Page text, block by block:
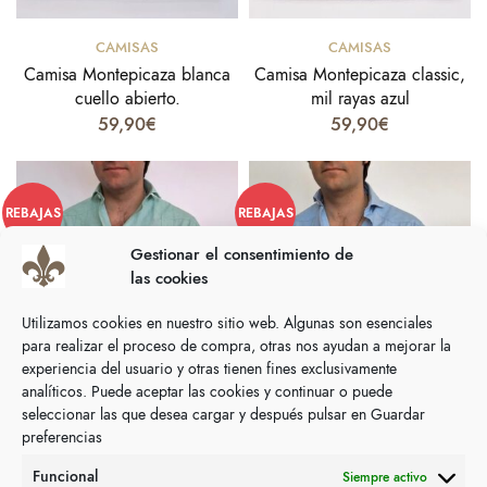
Gestionar el consentimiento de
las cookies
Utilizamos cookies en nuestro sitio web. Algunas son esenciales
para realizar el proceso de compra, otras nos ayudan a mejorar la
experiencia del usuario y otras tienen fines exclusivamente
analíticos. Puede aceptar las cookies y continuar o puede
seleccionar las que desea cargar y después pulsar en Guardar
preferencias
Funcional
Siempre activo
Seleccionar opciones
CAMISAS
Camisa Montepicaza blanca
cuello abierto.
59,90€
Seleccionar opciones
CAMISAS
Camisa Montepicaza classic,
mil rayas azul
59,90€
REBAJAS
Seleccionar opciones
CAMISAS
Camisa MONTEPICAZA
REBAJAS
Camisa MONTEPICAZA